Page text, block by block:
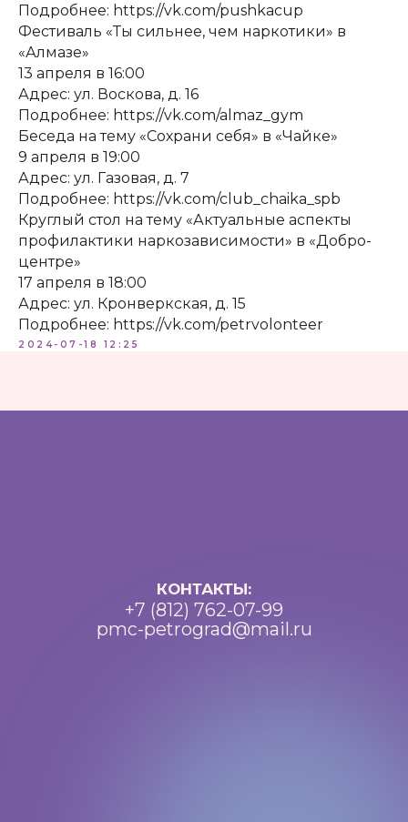
Подробнее: https://vk.com/pushkacup
Фестиваль «Ты сильнее, чем наркотики» в
«Алмазе»
13 апреля в 16:00
Адрес: ул. Воскова, д. 16
Подробнее: https://vk.com/almaz_gym
Беседа на тему «Сохрани себя» в «Чайке»
9 апреля в 19:00
Адрес: ул. Газовая, д. 7
Подробнее: https://vk.com/club_chaika_spb
Круглый стол на тему «Актуальные аспекты
профилактики наркозависимости» в «Добро-
центре»
17 апреля в 18:00
Адрес: ул. Кронверкская, д. 15
Подробнее: https://vk.com/petrvolonteer
2024-07-18 12:25
Адрес:
197198, Санкт-Петербург, Большой
проспект Петроградской стороны, д.18 ст.м.
«Спортивная»
КОНТАКТЫ:
+7 (812) 762-07-99
pmc-petrograd@mail.ru